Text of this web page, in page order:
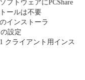
フトウェアにPCShare
ールは不要
インストーラ
設定
クライアント用インス